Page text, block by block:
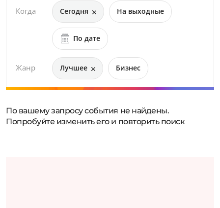
Когда Сегодня На выходные
По дате
Жанр Лучшее Бизнес
По вашему запросу события не найдены.
Попробуйте изменить его и повторить поиск